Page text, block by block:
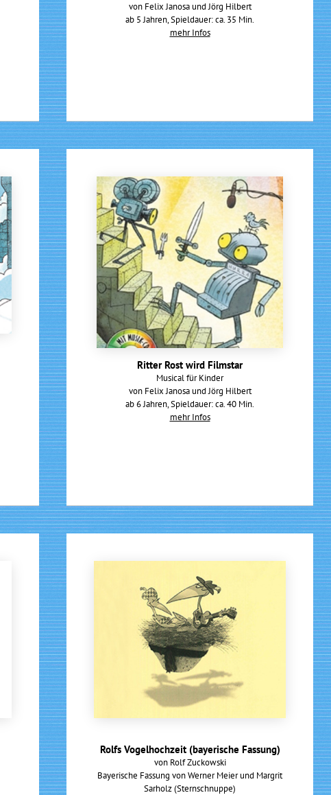
von Felix Janosa und Jörg Hilbert
ab 5 Jahren, Spieldauer: ca. 35 Min.
mehr Infos
Ritter Rost wird Filmstar
Musical für Kinder
von Felix Janosa und Jörg Hilbert
ab 6 Jahren, Spieldauer: ca. 40 Min.
mehr Infos
Rolfs Vogelhochzeit (bayerische Fassung)
von Rolf Zuckowski
Bayerische Fassung von Werner Meier und Margrit
Sarholz (Sternschnuppe)